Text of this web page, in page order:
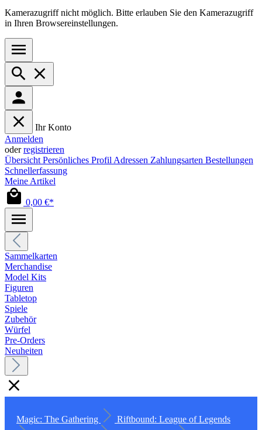
Kamerazugriff nicht möglich. Bitte erlauben Sie den Kamerazugriff
in Ihren Browsereinstellungen.
Ihr Konto
Anmelden
oderregistrieren
Übersicht Persönliches Profil Adressen Zahlungsarten Bestellungen
Schnellerfassung
Meine Artikel
0,00 €*
Sammelkarten
Merchandise
Model Kits
Figuren
Tabletop
Spiele
Zubehör
Würfel
Pre-Orders
Neuheiten
Magic: The Gathering
Riftbound: League of Legends